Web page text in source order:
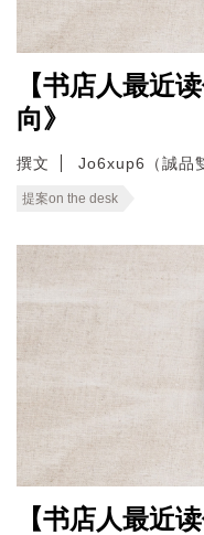
【书店人最近
向》
撰文 Jo6xup6（誠品
提案on the desk
【书店人最近